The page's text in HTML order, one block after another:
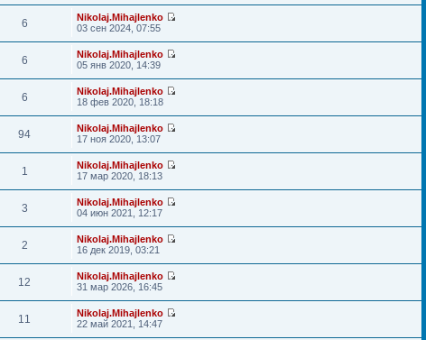
6
Nikolaj.Mihajlenko
03 сен 2024, 07:55
6
Nikolaj.Mihajlenko
05 янв 2020, 14:39
6
Nikolaj.Mihajlenko
18 фев 2020, 18:18
94
Nikolaj.Mihajlenko
17 ноя 2020, 13:07
1
Nikolaj.Mihajlenko
17 мар 2020, 18:13
3
Nikolaj.Mihajlenko
04 июн 2021, 12:17
2
Nikolaj.Mihajlenko
16 дек 2019, 03:21
12
Nikolaj.Mihajlenko
31 мар 2026, 16:45
11
Nikolaj.Mihajlenko
22 май 2021, 14:47